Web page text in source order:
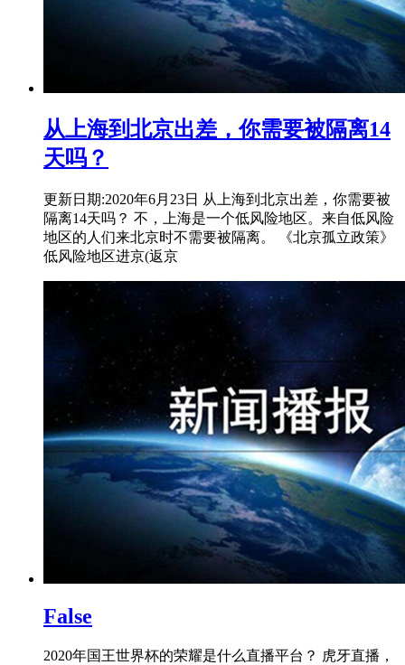
从上海到北京出差，你需要被隔离14
天吗？
更新日期:2020年6月23日 从上海到北京出差，你需要被
隔离14天吗？ 不，上海是一个低风险地区。来自低风险
地区的人们来北京时不需要被隔离。 《北京孤立政策》
低风险地区进京(返京
False
2020年国王世界杯的荣耀是什么直播平台？ 虎牙直播，